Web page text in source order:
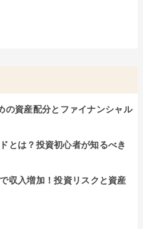
の資産配分とファイナンシャル
とは？投資初心者が知るべき
収入増加！投資リスクと資産